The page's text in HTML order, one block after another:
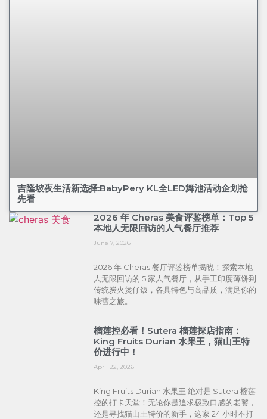
吉隆坡夜生活新选择:BabyPery KL全LED舞池活动企划抢
先看
2026 年 Cheras 美食评鉴榜单：Top 5
本地人无限回访的人气餐厅推荐
June 7, 2026
2026 年 Cheras 餐厅评鉴榜单揭晓！探索本地
人无限回访的 5 家人气餐厅，从手工印度薄饼到
传统炭火煲仔饭，各具特色与高品质，满足你的
味蕾之旅。
榴莲控必看！Sutera 榴莲探店指南：
King Fruits Durian 水果王，猫山王特
价进行中！
April 22, 2026
King Fruits Durian 水果王 绝对是 Sutera 榴莲
控的打卡天堂！无论你是追求极致口感的老饕，
还是寻找猫山王特价的新手，这家 24 小时不打